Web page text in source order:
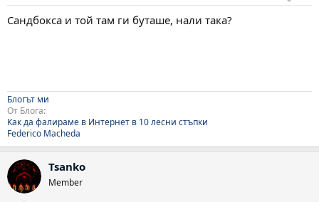
Сандбокса и той там ги буташе, нали така?
Блогът ми
От Блога:
Как да фалираме в Интернет в 10 лесни стъпки
Federico Macheda
Tsanko
Member